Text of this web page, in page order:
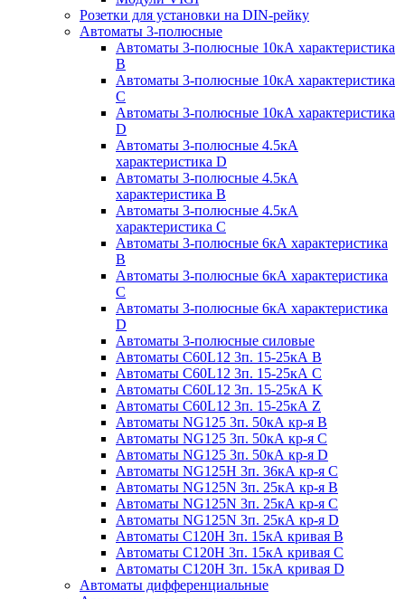
Розетки для установки на DIN-рейку
Автоматы 3-полюсные
Автоматы 3-полюсные 10кА характеристика
B
Автоматы 3-полюсные 10кА характеристика
C
Автоматы 3-полюсные 10кА характеристика
D
Автоматы 3-полюсные 4.5кА
характеристика D
Автоматы 3-полюсные 4.5кА
характеристика В
Автоматы 3-полюсные 4.5кА
характеристика С
Автоматы 3-полюсные 6кА характеристика
B
Автоматы 3-полюсные 6кА характеристика
C
Автоматы 3-полюсные 6кА характеристика
D
Автоматы 3-полюсные силовые
Автоматы C60L12 3п. 15-25кА B
Автоматы C60L12 3п. 15-25кА C
Автоматы C60L12 3п. 15-25кА K
Автоматы C60L12 3п. 15-25кА Z
Автоматы NG125 3п. 50кА кр-я B
Автоматы NG125 3п. 50кА кр-я C
Автоматы NG125 3п. 50кА кр-я D
Автоматы NG125H 3п. 36кА кр-я C
Автоматы NG125N 3п. 25кА кр-я B
Автоматы NG125N 3п. 25кА кр-я C
Автоматы NG125N 3п. 25кА кр-я D
Автоматы С120Н 3п. 15кА кривая B
Автоматы С120Н 3п. 15кА кривая C
Автоматы С120Н 3п. 15кА кривая D
Автоматы дифференциальные